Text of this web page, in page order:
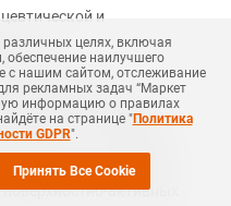
и
специальных и
используемых в
Компания
США. Компания
активных
различных целях, включая
обеспечение наилучшего
с нашим сайтом, отслеживание
рекламных задач “Маркет
информацию о правилах
на странице "Политика
GDPR".
Принять Все Cookie